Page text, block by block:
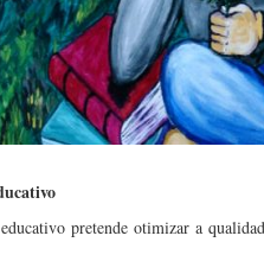
pretende otimizar a